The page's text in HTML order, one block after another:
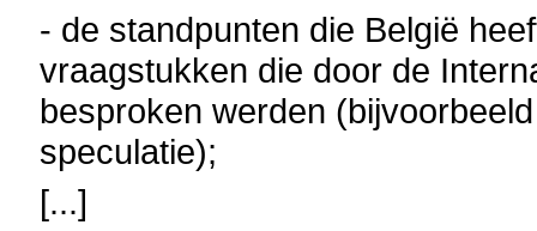
- de standpunten die België
vraagstukken die door de
besproken werden
speculatie);
[...]